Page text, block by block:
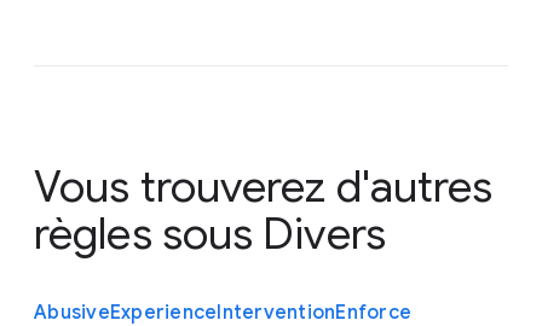
Vous trouverez d'autres
règles sous Divers
AbusiveExperienceInterventionEnforce